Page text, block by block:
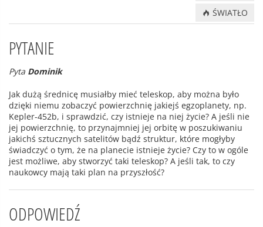
ŚWIATŁO
PYTANIE
Pyta Dominik
Jak dużą średnicę musiałby mieć teleskop, aby można było
dzięki niemu zobaczyć powierzchnię jakiejś egzoplanety, np.
Kepler-452b, i sprawdzić, czy istnieje na niej życie? A jeśli nie
jej powierzchnię, to przynajmniej jej orbitę w poszukiwaniu
jakichś sztucznych satelitów bądź struktur, które mogłyby
świadczyć o tym, że na planecie istnieje życie? Czy to w ogóle
jest możliwe, aby stworzyć taki teleskop? A jeśli tak, to czy
naukowcy mają taki plan na przyszłość?
ODPOWIEDŹ